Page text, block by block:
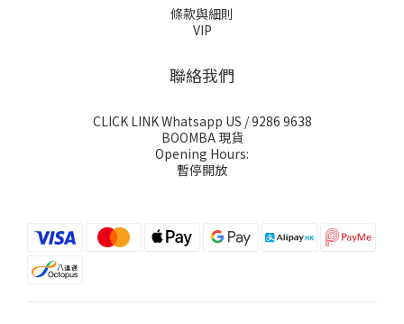
條款與細則
VIP
聯絡我們
CLICK LINK Whatsapp US / 9286 9638
BOOMBA 現貨
Opening Hours:
暫停開放